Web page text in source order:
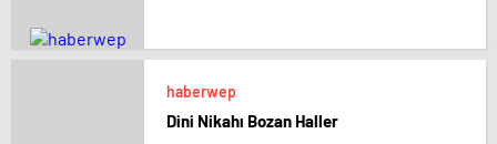
haberwep
Dini Nikahı Bozan Haller